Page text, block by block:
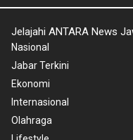
Jelajahi ANTARA News
Nasional
Jabar Terkini
Ekonomi
Internasional
Olahraga